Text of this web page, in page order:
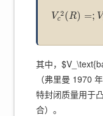
V 2
c (R) =; V
其中，
（弗里曼 1970
特封闭质量用于
合）。